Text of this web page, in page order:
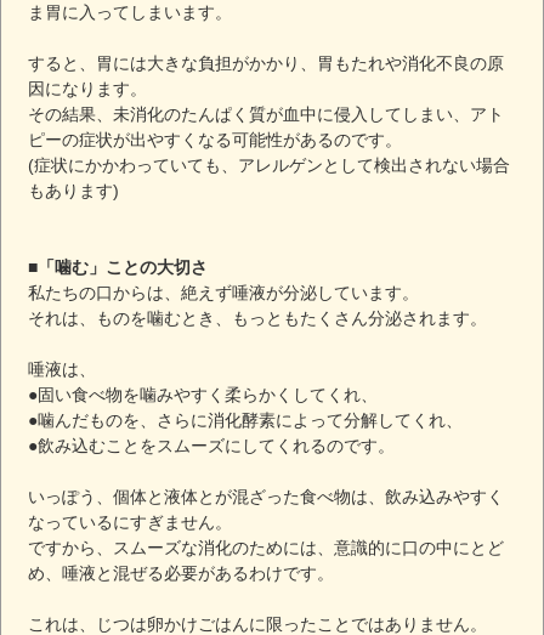
ま胃に入ってしまいます。
すると、胃には大きな負担がかかり、胃もたれや消化不良の原
因になります。
その結果、未消化のたんぱく質が血中に侵入してしまい、アト
ピーの症状が出やすくなる可能性があるのです。
(症状にかかわっていても、アレルゲンとして検出されない場合
もあります)
■「噛む」ことの大切さ
私たちの口からは、絶えず唾液が分泌しています。
それは、ものを噛むとき、もっともたくさん分泌されます。
唾液は、
●固い食べ物を噛みやすく柔らかくしてくれ、
●噛んだものを、さらに消化酵素によって分解してくれ、
●飲み込むことをスムーズにしてくれるのです。
いっぽう、個体と液体とが混ざった食べ物は、飲み込みやすく
なっているにすぎません。
ですから、スムーズな消化のためには、意識的に口の中にとど
め、唾液と混ぜる必要があるわけです。
これは、じつは卵かけごはんに限ったことではありません。